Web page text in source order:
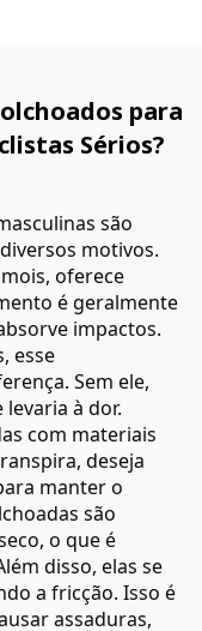
para
Sérios?
são
motivos.
oferece
é geralmente
impactos.
esse
Sem ele,
à dor.
com materiais
deseja
manter o
são
o que é
disso, elas se
a fricção. Isso é
assaduras,